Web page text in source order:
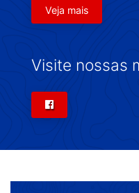
Veja mais
Visite nossas